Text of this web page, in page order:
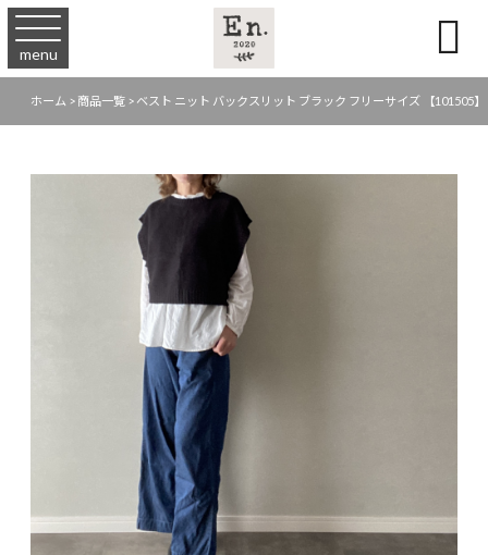
menu 
ホーム > 商品一覧 > ベスト ニット バックスリット ブラック フリーサイズ 【101505】